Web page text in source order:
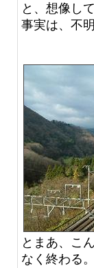
と、想像し
事実は、不明
とまあ、こ
なく終わる。